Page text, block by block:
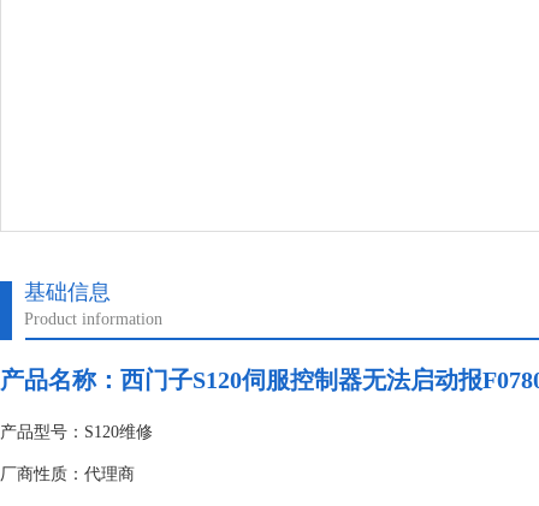
基础信息
Product information
产品名称： 西门子S120伺服控制器无法启动报
产品型号：S120维修
厂商性质：代理商